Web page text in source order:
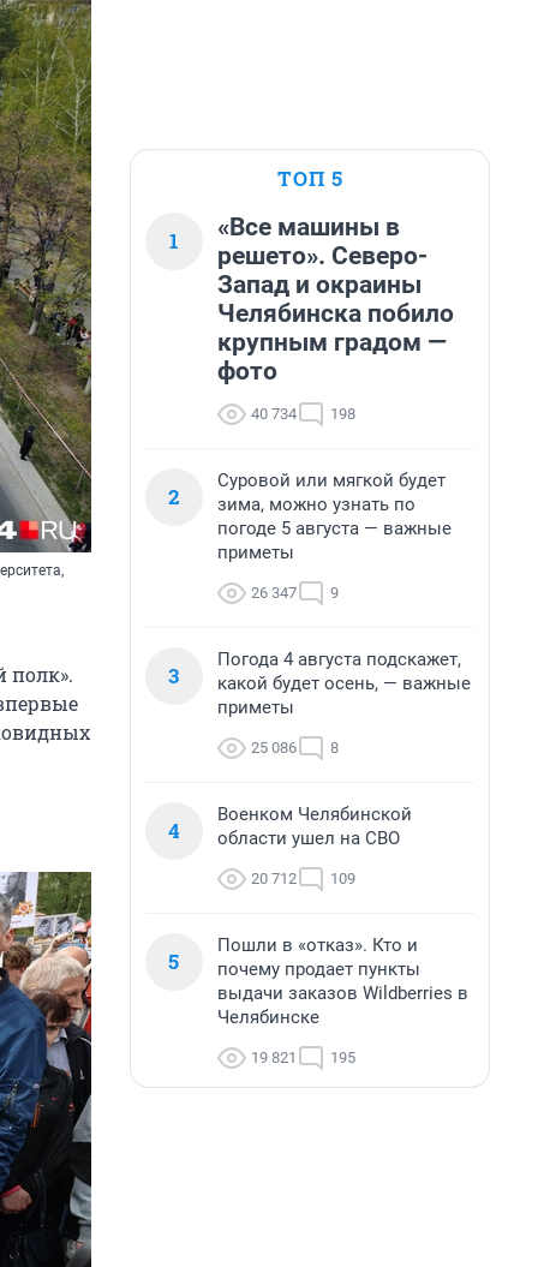
полк».
ТОП 5
1
«Все машины в
решето». Северо-
Запад и окраины
Челябинска побило
крупным градом —
фото
40 734 198
2
Суровой или мягкой будет
зима, можно узнать по
погоде 5 августа — важные
приметы
26 347 9
3
Погода 4 августа подскажет,
какой будет осень, — важные
приметы
25 086 8
4
Военком Челябинской
области ушел на СВО
20 712 109
5
Пошли в «отказ». Кто и
почему продает пункты
выдачи заказов Wildberries в
Челябинске
19 821 195